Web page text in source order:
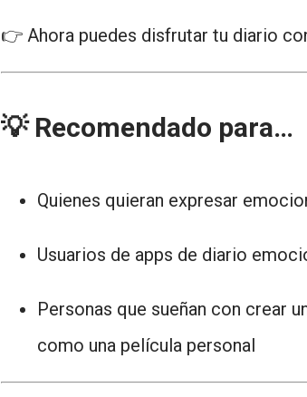
👉 Ahora puedes disfrutar tu diario
💡 Recomendado para…
Quienes quieran expresar
Usuarios de apps de diario
Personas que sueñan con crear
como una película personal